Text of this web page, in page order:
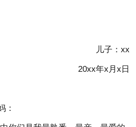
儿子：xx
20xx年x月x日
：